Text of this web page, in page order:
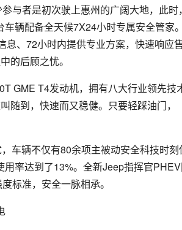
与者是初次驶上惠州的广阔大地，此时，
辆配备全天候7X24小时专属安全管家
息、72小时内提供专业方案，快速响应
的后顾之忧。
GME T4发动机，拥有八大行业领先技
随到，快速而又稳健。只要轻踩油门，
车辆不仅有80余项主被动安全科技时刻
率达到了13%。全新Jeep指挥官
标准，安全一脉相承。